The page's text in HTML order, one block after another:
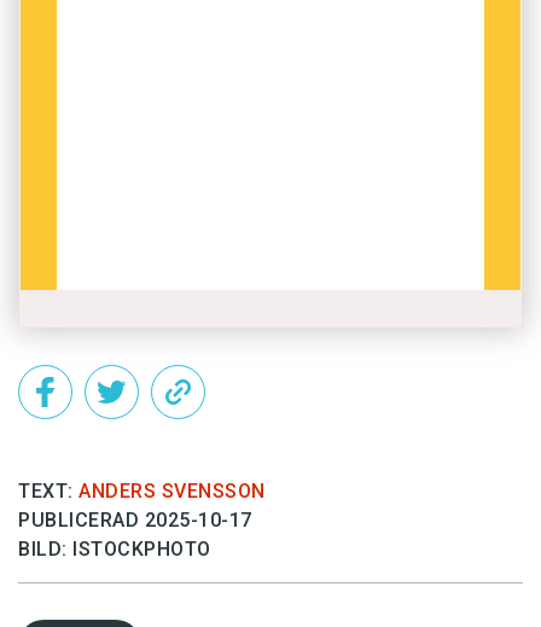
TEXT: ANDERS SVENSSON
PUBLICERAD 2025-10-17
BILD: ISTOCKPHOTO